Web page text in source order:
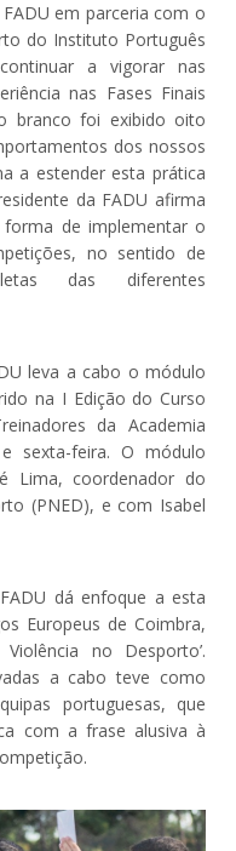
em parceria com o
do Instituto Português
a vigorar nas
nas Fases Finais
branco foi exibido oito
dos nossos
a estender esta prática
da FADU afirma
de implementar o
no sentido de
das diferentes
leva a cabo o módulo
na I Edição do Curso
da Academia
sexta-feira. O módulo
Lima, coordenador do
(PNED), e com Isabel
dá enfoque a esta
Europeus de Coimbra,
no Desporto’.
a cabo teve como
portuguesas, que
com a frase alusiva à